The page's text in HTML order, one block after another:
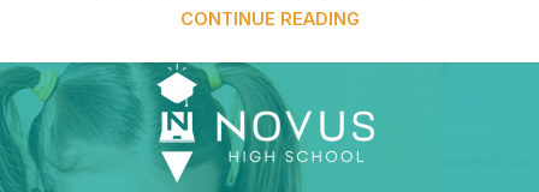
CONTINUE READING